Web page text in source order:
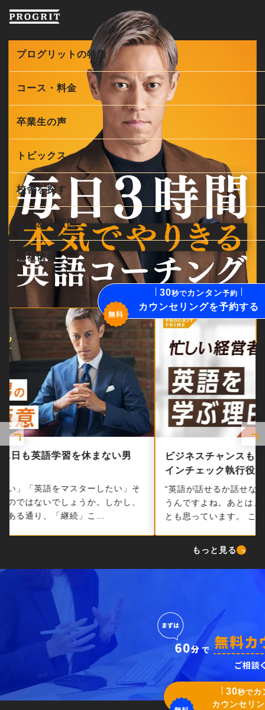
プログリットの特徴
プログリットが英語力を上げられる理由
徹底的な英語コーチングで学習の課題を解決
科学的な学習メソッドで最適な学習を提供
緻密な「計画と実績管理」で学習時間を最大化
コンサルタントインタビュー
英会話の５ステップ
英語学習習慣化の３ステップ
コース・料金
コース・料金
ビジネス英会話コース
初級者コース
TOEIC®L&R TESTコース
TOEFL iBT®TEST / IELTSコース
一般教育訓練給付制度
卒業生向け継続コース
卒業生の声
トピックス
校舎を探す
よくある質問
会社情報
Company Info
PROGRIT FOR ENTERPRISE
PROGRIT MEDIA
SHADOTEN
SUPIFUL
DiaTalk
30秒でカンタン予約
カウンセリングを予約する
もっと見る
ビジネスチャンスも、人生の楽しさも変わる。 コ
“英語が話せるか話せないか”で掴めるチャンスが全然違
うんですよね。あとは、“人生の楽しさ”が変わってくる
とも思っています。 こう振り返るのは…
30秒でカ
カウンセリ